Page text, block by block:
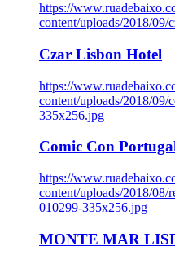
https://
content/uploads/2018/09/
Czar Lisbon Hotel
https://
content/uploads/2018/09/
335x256.jpg
Comic Con
https://
content/uploads/2018/08/
010299-335x256.jpg
MONTE MAR